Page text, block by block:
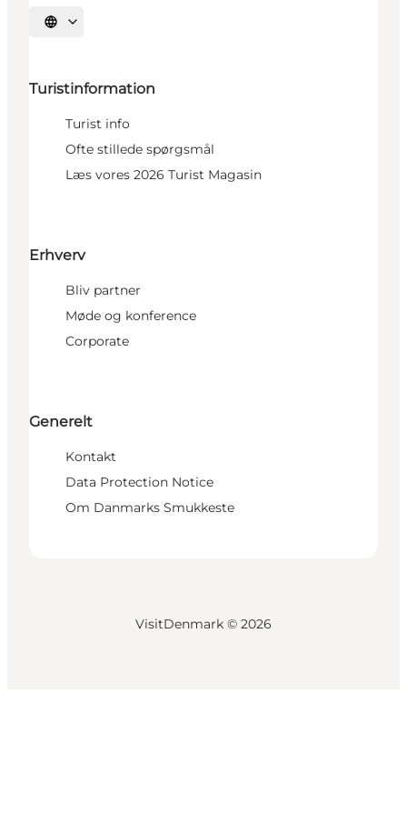
Vælg sprog
Turistinformation
Turist info
Ofte stillede spørgsmål
Læs vores 2026 Turist Magasin
Erhverv
Bliv partner
Møde og konference
Corporate
Generelt
Kontakt
Data Protection Notice
Om Danmarks Smukkeste
VisitDenmark © 2026